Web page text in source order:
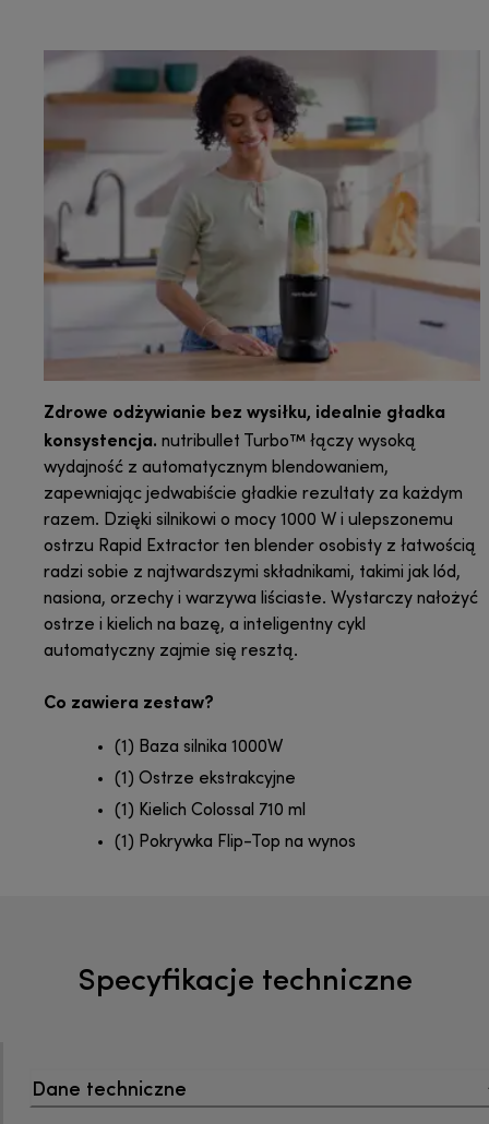
Zdrowe odżywianie bez wysiłku, idealnie gładka
konsystencja. nutribullet Turbo™ łączy wysoką
wydajność z automatycznym blendowaniem,
zapewniając jedwabiście gładkie rezultaty za każdym
razem. Dzięki silnikowi o mocy 1000 W i ulepszonemu
ostrzu Rapid Extractor ten blender osobisty z łatwością
radzi sobie z najtwardszymi składnikami, takimi jak lód,
nasiona, orzechy i warzywa liściaste. Wystarczy nałożyć
ostrze i kielich na bazę, a inteligentny cykl
automatyczny zajmie się resztą.
Co zawiera zestaw?
(1) Baza silnika 1000W
(1) Ostrze ekstrakcyjne
(1) Kielich Colossal 710 ml
(1) Pokrywka Flip-Top na wynos
Specyfikacje techniczne
Dane techniczne